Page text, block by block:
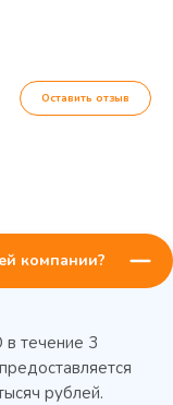
Оставить отзыв
компании?
течение 3
рублей.